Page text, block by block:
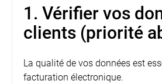
1. Vérifier vos
clients (priorité
La qualité de vos données est
facturation électronique.